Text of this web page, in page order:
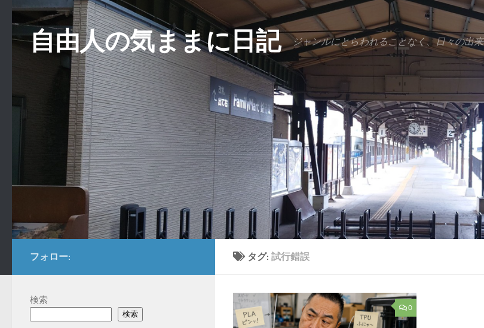
コンテンツへスキップ
自由人の気ままに日記 ジャンルにとらわれることなく、日々の出
タグ: 試行錯誤
0
フォロー:
検索
検索